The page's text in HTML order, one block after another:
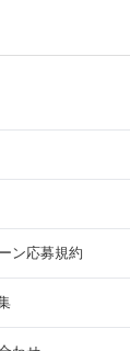
ン応募規約